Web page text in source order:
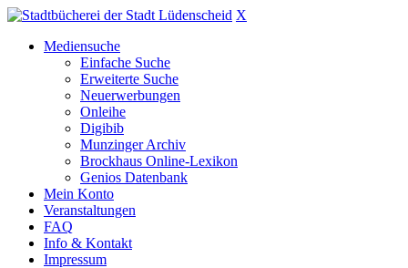
X
Mediensuche
Einfache Suche
Erweiterte Suche
Neuerwerbungen
Onleihe
Digibib
Munzinger Archiv
Brockhaus Online-Lexikon
Genios Datenbank
Mein Konto
Veranstaltungen
FAQ
Info & Kontakt
Impressum